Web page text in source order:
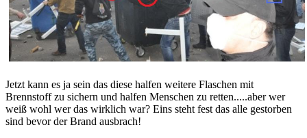
Jetzt kann es ja sein das diese halfen weitere Flaschen mit
Brennstoff zu sichern und halfen Menschen zu retten.....aber wer
weiß wohl wer das wirklich war? Eins steht fest das alle gestorben
sind bevor der Brand ausbrach!